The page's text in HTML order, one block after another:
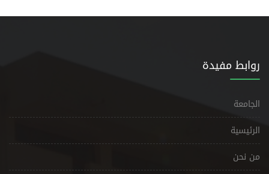
روابط مفيدة
الجامعة
الرئيسية
من نحن